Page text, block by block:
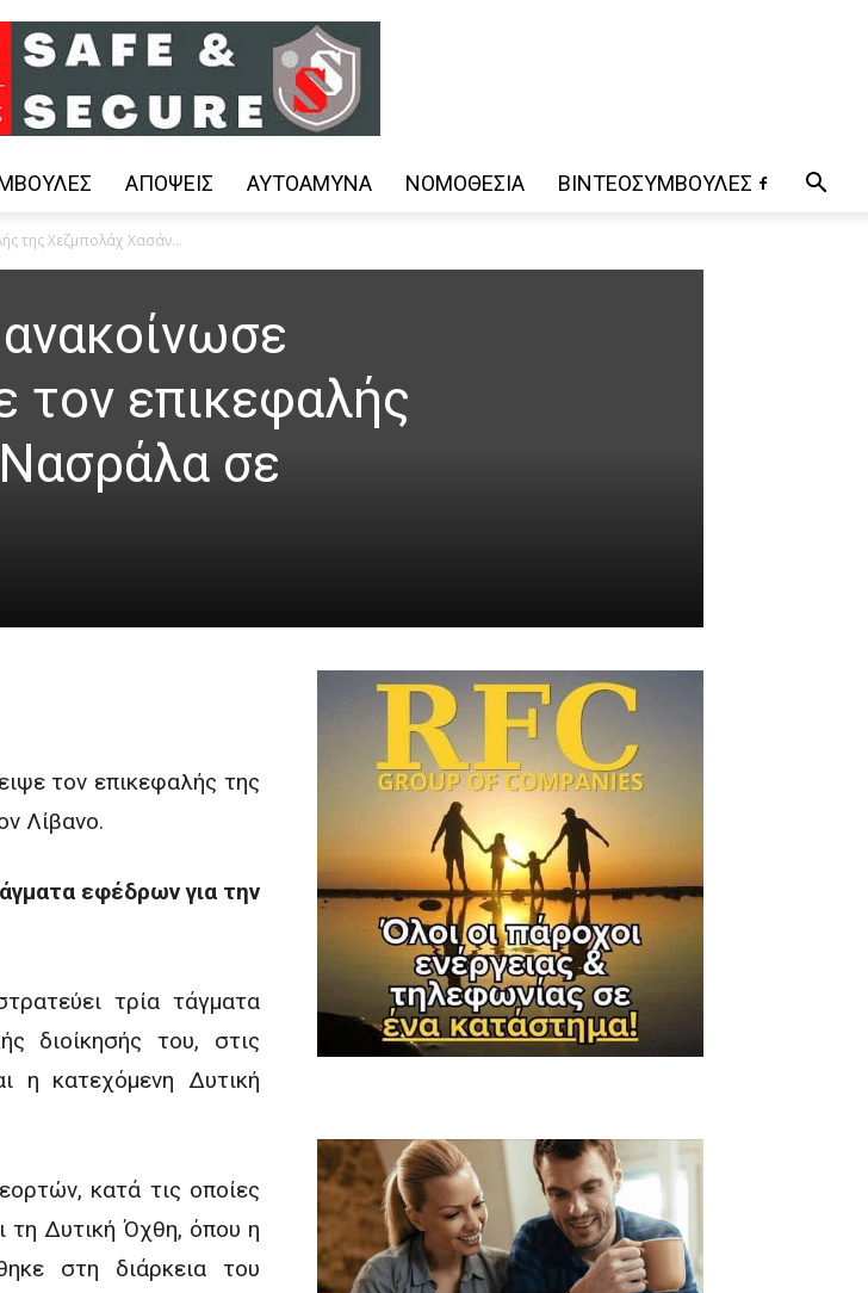
ΑΠΌΨΕΙΣ ΑΥΤΟΆΜΥΝΑ ΝΟΜΟΘΕΣΊΑ ΒΊΝΤΕΟΣΥΜΒΟΥΛΈΣ
της Χεζμπολάχ Χασάν...
τον επικεφαλής
σε
τον επικεφαλής της
Λίβανο.
εφέδρων για την
τρία τάγματα
διοίκησής του, στις
η κατεχόμενη Δυτική
κατά τις οποίες
τη Δυτική Όχθη, όπου η
στη διάρκεια του